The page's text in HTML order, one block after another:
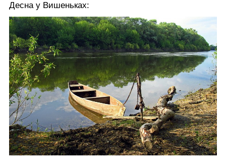
Десна у Вишеньках: